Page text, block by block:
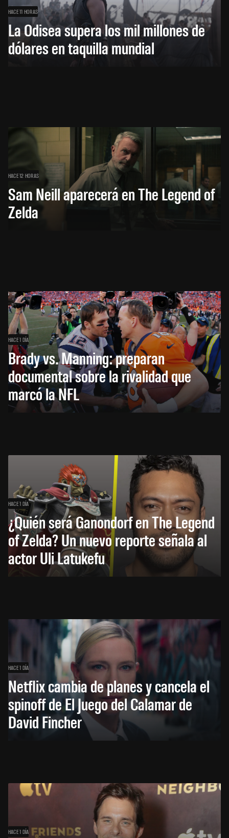
HACE 11 HORAS
La Odisea supera los mil millones de
dólares en taquilla mundial
HACE 12 HORAS
Sam Neill aparecerá en The Legend of
Zelda
HACE 1 DÍA
Brady vs. Manning: preparan
documental sobre la rivalidad que
marcó la NFL
HACE 1 DÍA
¿Quién será Ganondorf en The Legend
of Zelda? Un nuevo reporte señala al
actor Uli Latukefu
HACE 1 DÍA
Netflix cambia de planes y cancela el
spinoff de El Juego del Calamar de
David Fincher
HACE 1 DÍA